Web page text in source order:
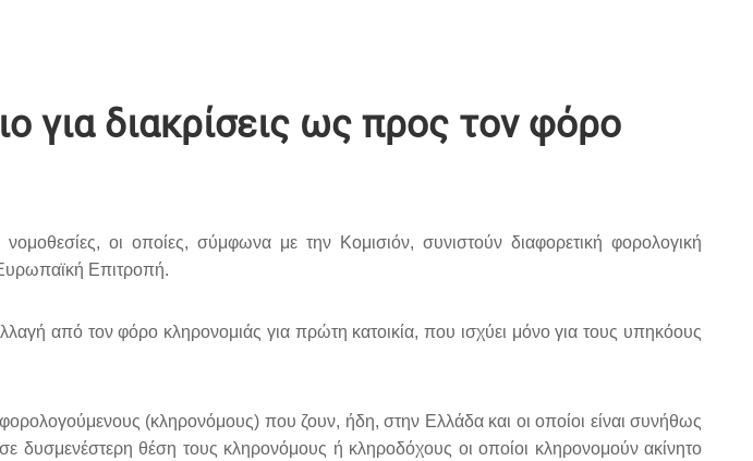
για διακρίσεις ως προς τον φόρο
οι οποίες, σύμφωνα με την Κομισιόν, συνιστούν διαφορετική φορολογική
Επιτροπή.
από τον φόρο κληρονομιάς για πρώτη κατοικία, που ισχύει μόνο για τους υπηκόους
φορολογούμενους (κληρονόμους) που ζουν, ήδη, στην Ελλάδα και οι οποίοι είναι συνήθως
δυσμενέστερη θέση τους κληρονόμους ή κληροδόχους οι οποίοι κληρονομούν ακίνητο